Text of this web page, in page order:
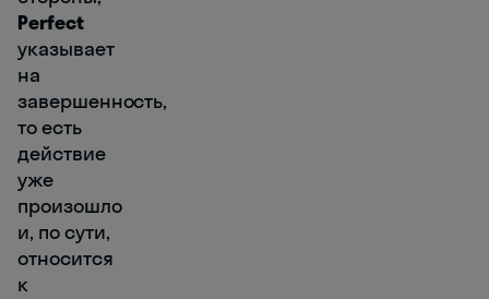
Perfect
указывает
на
завершенность,
то есть
действие
уже
произошло
и, по сути,
относится
к